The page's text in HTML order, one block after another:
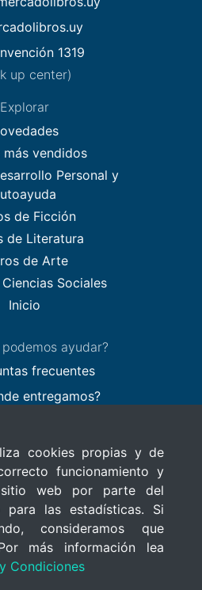
cookies propias y de
funcionamiento y
sitio web por parte del
para las estadísticas. Si
consideramos que
más información lea
Condiciones
1319
up center)
Explorar
más vendidos
Personal y
de Ficción
de Literatura
de Arte
Sociales
Inicio
ayudar?
frecuentes
entregamos?
del sitio
y Condiciones
de privacidad
de cookies
Uruguay